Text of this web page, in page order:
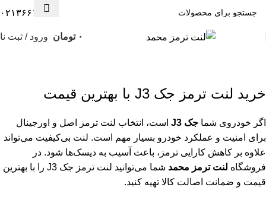
۰۲۱۳۶۶۱۳۰۰۸
۰ تومان ورود / ثبت
خرید لنت ترمز جک J3 با بهترین قیمت
اگر خودروی شما جک J3
است، انتخاب لنت ترمز اصل و اورجینال
برای امنیت و عملکرد خودرو بسیار مهم است. لنت بی‌کیفیت می‌تواند
علاوه بر کاهش کارایی ترمز، باعث آسیب به دیسک‌ها شود. در
فروشگاه لنت ترمز محمد
شما می‌توانید لنت ترمز جک J3 را با بهترین
قیمت و ضمانت اصالت کالا تهیه کنید.